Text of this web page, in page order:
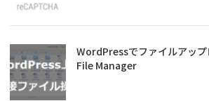
WordPressでファイルアッ
File Manager